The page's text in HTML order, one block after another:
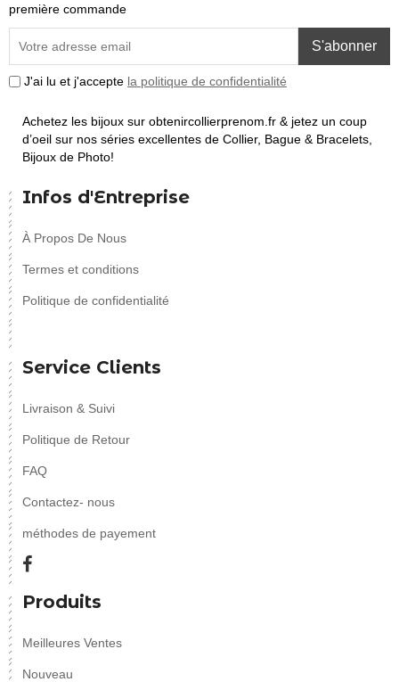
première commande
S'abonner
J'ai lu et j'accepte la politique de confidentialité
Achetez les bijoux sur obtenircollierprenom.fr & jetez un coup
d’oeil sur nos séries excellentes de Collier, Bague & Bracelets,
Bijoux de Photo!
Infos d'Entreprise
À Propos De Nous
Termes et conditions
Politique de confidentialité
Service Clients
Livraison & Suivi
Politique de Retour
FAQ
Contactez- nous
méthodes de payement
Produits
Meilleures Ventes
Nouveau